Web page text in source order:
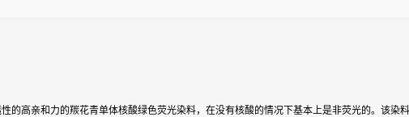
的高亲和力的羰花青单体核酸绿色荧光染料，在没有核酸的情况下基本上是非荧光的。该